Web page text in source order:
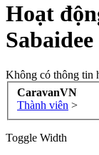
Hoạt
Sabaidee
Không có thông tin
CaravanVN
Thành viên >
Toggle Width